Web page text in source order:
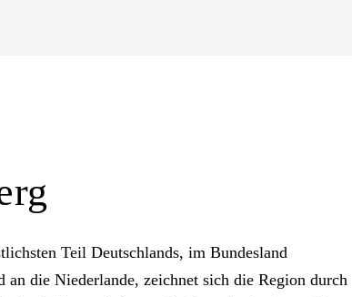
Teil Deutschlands, im Bundesland
an die Niederlande, zeichnet sich die Region durch